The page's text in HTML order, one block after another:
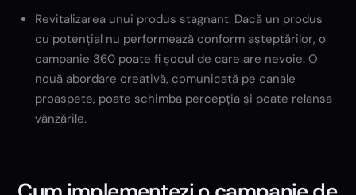
Revitalizarea unui produs stagnant: Dacă un produs
cu potențial nu performează conform așteptărilor, o
campanie 360 poate fi șocul de care are nevoie. O
nouă abordare creativă, comunicată pe canale
proaspete, poate schimba percepția și poate relansa
vânzările.